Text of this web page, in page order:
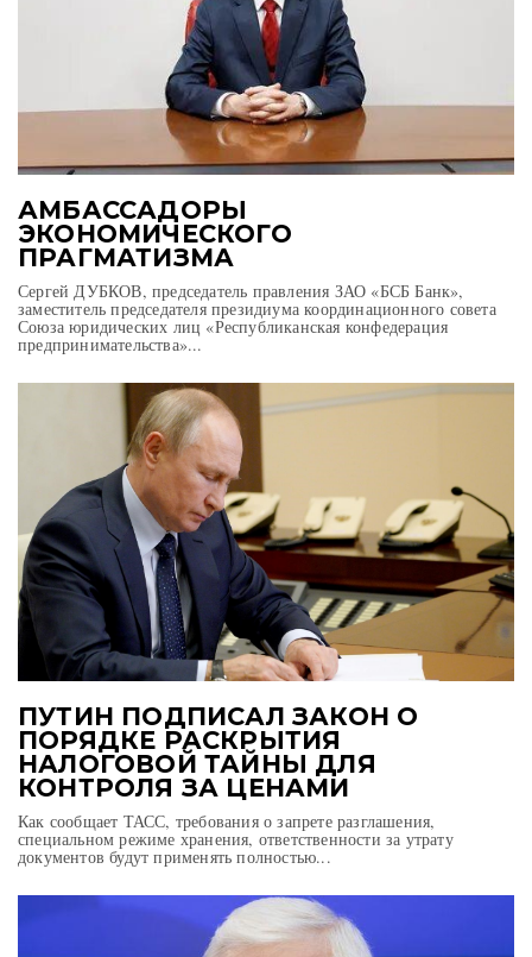
АМБАССАДОРЫ
ЭКОНОМИЧЕСКОГО
ПРАГМАТИЗМА
Сергей ДУБКОВ, председатель правления ЗАО «БСБ Банк»,
заместитель председателя президиума координационного совета
Союза юридических лиц «Республиканская конфедерация
предпринимательства»...
ПУТИН ПОДПИСАЛ ЗАКОН О
ПОРЯДКЕ РАСКРЫТИЯ
НАЛОГОВОЙ ТАЙНЫ ДЛЯ
КОНТРОЛЯ ЗА ЦЕНАМИ
Как сообщает ТАСС, требования о запрете разглашения,
специальном режиме хранения, ответственности за утрату
документов будут применять полностью...